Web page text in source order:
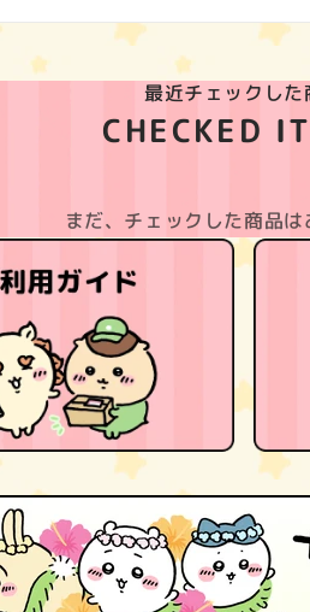
最近チェックした
CHECKED
まだ、チェックした商品は